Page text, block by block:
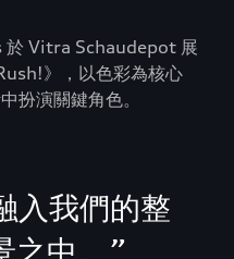
於 Vitra Schaudepot 展
》，以色彩為核心
扮演關鍵角色。
入我們的整
中。
”